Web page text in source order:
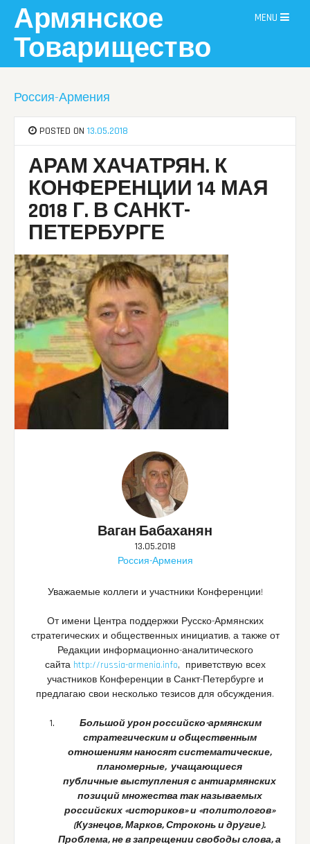
content
Армянское
Товарищество
MENU
Россия-Армения
POSTED ON13.05.2018
АРАМ ХАЧАТРЯН. К
КОНФЕРЕНЦИИ 14 МАЯ
2018 Г. В САНКТ-
ПЕТЕРБУРГЕ
Ваган Бабаханян
13.05.2018
Россия-Армения
Уважаемые коллеги и участники Конференции!
От имени Центра поддержки Русско-Армянских
стратегических и общественных инициатив, а также от
Редакции информационно-аналитического
сайта http://russia-armenia.info, приветствую всех
участников Конференции в Санкт-Петербурге и
предлагаю свои несколько тезисов для обсуждения.
Большой урон российско-армянским
стратегическим и общественным
отношениям наносят систематические,
планомерные, учащающиеся
публичныевыступления с антиармянских
позиций множества так называемых
российских «историков» и «политологов»
(Кузнецов, Марков, Строконь и другие).
Проблема, не в запрещении свободы слова, а